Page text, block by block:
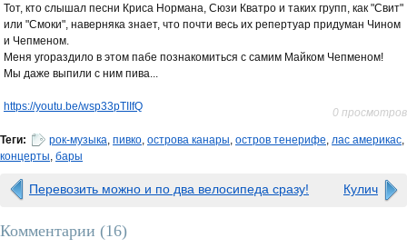
Тот, кто слышал песни Криса Нормана, Сюзи Кватро и таких групп, как "Свит"
или "Смоки", наверняка знает, что почти весь их репертуар придуман Чином
и Чепменом.
Меня угораздило в этом пабе познакомиться с самим Майком Чепменом!
Мы даже выпили с ним пива...
https://youtu.be/wsp33pTIIfQ 0 просмотров
Теги: рок-музыка пивко острова канары остров тенерифе лас америкас
концерты бары
Перевозить можно и по два велосипеда сразу! Кулич
Комментарии (16)